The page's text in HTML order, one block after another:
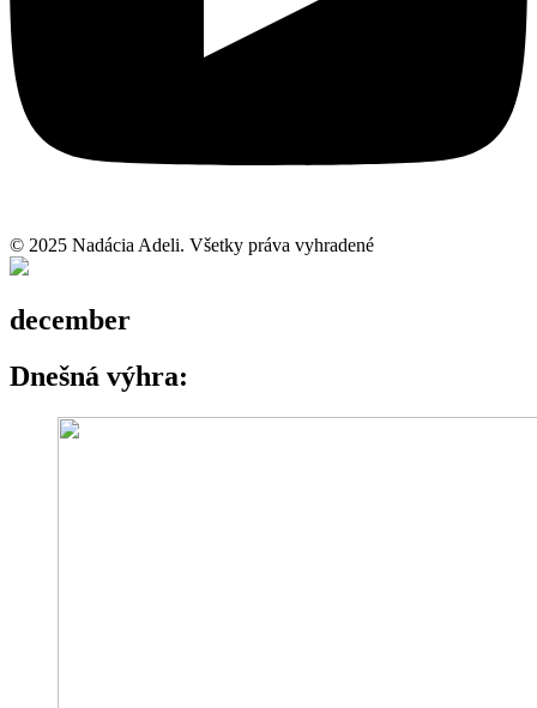
© 2025 Nadácia Adeli. Všetky práva vyhradené
december
Dnešná výhra: